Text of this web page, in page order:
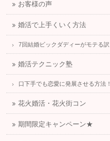
お客様の声
婚活で上手くいく方法
7回結婚ビックダディーがモテる訳
婚活テクニック塾
口下手でも恋愛に発展させる方法！
花火婚活・花火街コン
期間限定キャンペーン★